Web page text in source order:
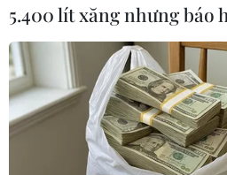
thuận lợi để chốt đơn hàng
đồng thời đẩy mạnh
hàng Hoa Kỳ về tính hợp lệ
liệu và hồ sơ khai thác.
5.400 lít xăng nhưng báo